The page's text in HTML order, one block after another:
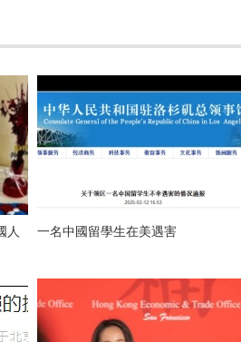
人
一名中國留學生在美遇害